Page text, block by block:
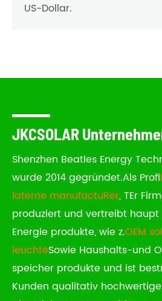
US-Dollar.
JKCSOLAR
Shenzhen Beatles Energy
wurde 2014 gegründet.Als Profi
laterne manufactuRer, TEr
produziert und vertreibt
Energie produkte, wie z.OEM
leuchteSowie Haushalts-und
speicher produkte und ist
Kunden qualitativ